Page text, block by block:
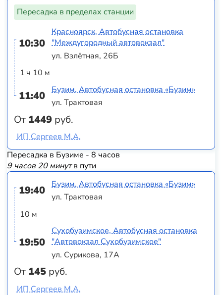
Пересадка в пределах станции
10:30
1 ч 10 м
11:40
От 1449 руб.
Красноярск, Автобусная остановка
"Междугородный автовокзал"
ул. Взлётная, 26Б
Бузим, Автобусная остановка «Бузим»
ул. Трактовая
ИП Сергеев М.А.
Пересадка в Бузиме - 8 часов
9 часов 20 минутв пути
19:40
10 м
19:50
От 145 руб.
Бузим, Автобусная остановка «Бузим»
ул. Трактовая
Сухобузимское, Автобусная остановка
"Автовокзал Сухобузимское"
ул. Сурикова, 17А
ИП Сергеев М.А.